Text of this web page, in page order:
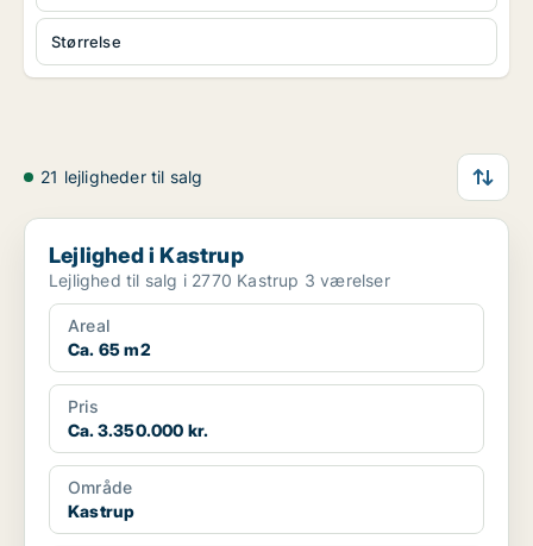
Størrelse
21 lejligheder til salg
Lejlighed i Kastrup
Lejlighed i Kastrup
Lejlighed til salg i 2770 Kastrup 3 værelser
Areal
Ca. 65 m2
Pris
Ca. 3.350.000 kr.
Område
Kastrup